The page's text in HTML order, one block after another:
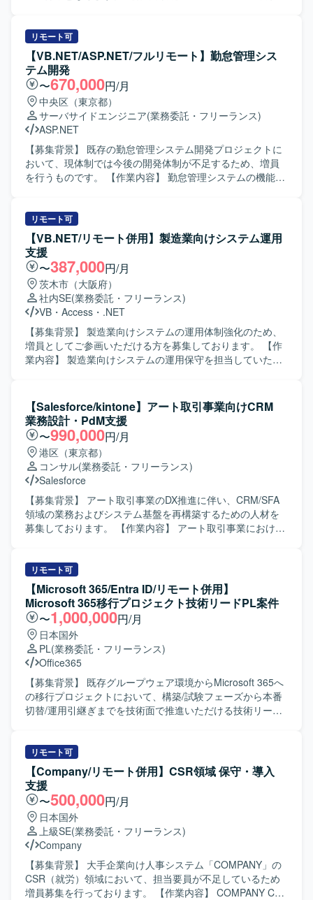
のコミュニケーションを円滑に行い、チーム全体を巻き込
みながら進行管理や品質向上に取り組める方を歓迎しま
す。 【ポジションの魅力】 マルチテナント型SaaSの中核
プロダクト刷新において、アプリケーション層からDB層ま
で幅広い技術要素に関わることができます。インメモリモ
ックから本番DBへの切り替えや、大規模機能追加のスコー
プ管理など、プロジェクトの要となるフェーズでリード経
験を積むことができます。フロントエンド・バックエンド
双方のモダンな技術スタックに携わりながら、アーキテク
チャやテスト戦略の設計にも踏み込める環境です。 【開発
環境】 TypeScript を用いたフロントエンド（Vue 3 / Nuxt
るコンテナ型の開発環境を採用しています。Git / GitHub
Flow によるPRベースの開発プロセスと、Playwrightによる
E2Eテストを組み合わせた品質管理体制を整備しています。
やレビュー支援など、開発効率化施策の実装を推進してい
ただきます。また、PMやチームリーダーの補佐として、タ
スク管理やチーム内外との連携を行っていただきます。
【求める人物像】 新しい技術やツールを積極的に取り入
れ、自ら工夫して開発プロセスを改善していける方を求め
ています。チームメンバーと円滑にコミュニケーションを
取りながら、周囲と協力してプロジェクトを前に進められ
る方が望ましいです。 【ポジションの魅力】 金融系の安定
した領域で、生成AIを実務開発に組み込む先進的な取り組
みに関わることができます。設計から実装までを主導しつ
つ、マネジメント補佐も経験できるため、テックリードや
環境において、生成AIツール（OpenAI系・Copilot等）や
CI/CDツールを組み合わせた開発プロセスを想定していま
す。
リモート可
【VB.NET/ASP.NET/フルリモート】勤怠管理シス
テム開発
〜670,000円/月
中央区（東京都）
サーバサイドエンジニア(業務委託・フリーランス)
ASP.NET
【募集背景】 既存の勤怠管理システム開発プロジェクトに
おいて、現体制では今後の開発体制が不足するため、増員
を行うものです。 【作業内容】 勤怠管理システムの機能追
を用いたWebアプリケーション開発を行い、SQLを用いた
データベース連携やクエリ作成も実施していただきます。
既存機能の仕様把握や改修内容の整理、レビュー対応など
も行っていただきます。 【求める人物像】 開発メンバーや
関係者と能動的にコミュニケーションを取りながら、自ら
課題を発見し改善提案ができる方を求めております。既存
システムの仕様をキャッチアップしつつ、品質と効率の両
立を意識して開発を進められる方が望ましいです。 【ポジ
ションの魅力】 業務系Webアプリケーション開発におい
て、基本設計から単体テストまで一貫して携わることがで
きるため、上流から下流までの開発経験を積むことができ
す。 【開発環境】 VB.NETおよびASP.NETを用いたWebア
プリケーション開発環境上で、SQLを利用したデータベー
ス連携を行います。
リモート可
【VB.NET/リモート併用】製造業向けシステム運用
支援
〜387,000円/月
茨木市（大阪府）
社内SE(業務委託・フリーランス)
VB ・ Access ・ .NET
【募集背景】 製造業向けシステムの運用体制強化のため、
増員としてご参画いただける方を募集しております。 【作
業内容】 製造業向けシステムの運用保守を担当していただ
実装、関連ドキュメントの作成・更新などを行っていただ
きます。 【求める人物像】 自身のタスクを適切に管理し、
関係者とのコミュニケーションを取りながら主体的に業務
を進めていただける方を求めております。既存システムの
仕様をキャッチアップし、運用や改善に根気強く取り組ん
でいただける方ですと望ましいです。 【ポジションの魅
力】 長期的に製造業向けシステムの運用保守に関わること
で、業務ドメイン知識や既存システムの知見を深めること
ができます。運用から改善・開発まで一連の工程に携わる
ことで、保守運用スキルと開発スキルの双方を高めていた
【Salesforce/kintone】アート取引事業向けCRM
業務設計・PdM支援
〜990,000円/月
港区（東京都）
コンサル(業務委託・フリーランス)
Salesforce
【募集背景】 アート取引事業のDX推進に伴い、CRM/SFA
領域の業務およびシステム基盤を再構築するための人材を
募集しております。 【作業内容】 アート取引事業における
業活動情報の運用状況を調査し、顧客管理・営業管理業務
のTo-Be設計を実施していただきます。 顧客管理領域のデ
ータモデル設計、運用ルール策定、CRMデータ移行方針の
策定を行っていただきます。 業務要件を機能要件・画面要
件・データ要件へと落とし込み、仕様として整理していた
だきます。 経営層、業務部門、開発チームとの間で調整を
行い、MVP策定やフェーズ分け、優先順位付けをリードし
ていただきます。 会議のファシリテーションおよび論点整
理を通じて、意思決定を支援していただきます。 【求める
人物像】 顧客側PdMを支援する立場として、事業目線で課
題を整理し、意思決定を支援できる方を求めております。
定しております。 【ポジションの魅力】 事業の中核である
アート取引領域において、CRM業務および基幹システムの
設計から関与していただけます。 経営層から現場部門、開
発チームまで横断的に関わりながら、DX推進に直接貢献で
きるポジションです。 CRMデータ基盤や業務プロセスの設
計を通じて、上流工程のスキルを高めることができます。
【開発環境】 Salesforceやkintoneなどのクラウド型CRMプ
ラットフォームを中心とした環境を想定しております。
リモート可
【Microsoft 365/Entra ID/リモート併用】
Microsoft 365移行プロジェクト技術リードPL案件
〜1,000,000円/月
日本国外
PL(業務委託・フリーランス)
Office365
【募集背景】 既存グループウェア環境からMicrosoft 365へ
の移行プロジェクトにおいて、構築/試験フェーズから本番
切替/運用引継ぎまでを技術面で推進いただける技術リード
す。具体的には、Microsoft 365関連の構築、単体試験、結
合試験、本番切替、運用引継ぎに関する推進、既存設計書
やパラメータシート、移行/切替資料、試験仕様書の内容把
握および課題整理を行っていただきます。Entra ID、Entra
Connect、既存AD連携、認証/SSO関連の構築/試験/切替課
題整理や、Exchange Online、メール配送、移行、メールセ
キュリティ連携に関する構築/試験/切替課題整理、Teams、
SharePoint Online、OneDrive等のコラボレーション領域の
構築/試験/運用引継ぎ課題整理もお任せします。HENNGE、
LDAP Manager、AddressLook Online等の関連システムと
の連携観点整理、WBSや課題管理表、各種設計・試験・切
リモート可
【Company/リモート併用】CSR領域 保守・導入
支援
〜500,000円/月
日本国外
上級SE(業務委託・フリーランス)
Company
【募集背景】 大手企業向け人事システム「COMPANY」の
CSR（就労）領域において、担当要員が不足しているため
増員募集を行っております。 【作業内容】 COMPANY CSR